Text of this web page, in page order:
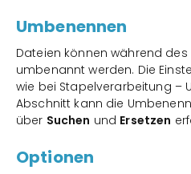
Umbenennen
Dateien können während
umbenannt werden. Die
wie bei Stapelverarbeitung –
Abschnitt kann die
über Suchen und Ersetzen
Optionen